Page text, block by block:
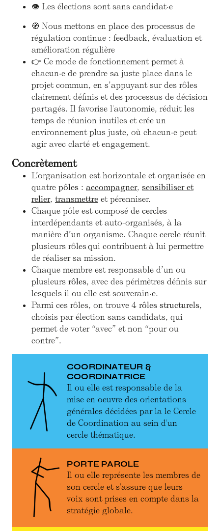
👁 Les élections sont sans candidat·e
🧭 Nous mettons en place des processus de
régulation continue : feedback, évaluation et
amélioration régulière
👉 Ce mode de fonctionnement permet à
chacun·e de prendre sa juste place dans le
projet commun, en s’appuyant sur des rôles
clairement définis et des processus de décision
partagés. Il favorise l'autonomie, réduit les
temps de réunion inutiles et crée un
environnement plus juste, où chacun·e peut
agir avec clarté et engagement.
Concrètement
L’organisation est horizontale et organisée en
quatre pôles : accompagner, sensibiliser et
relier, transmettre et pérenniser.
Chaque pôle est composé de cercles
interdépendants et auto-organisés, à la
manière d’un organisme. Chaque cercle réunit
plusieurs rôles qui contribuent à lui permettre
de réaliser sa mission.
Chaque membre est responsable d’un ou
plusieurs rôles, avec des périmètres définis sur
lesquels il ou elle est souverain·e.
Parmi ces rôles, on trouve 4 rôles structurels,
choisis par élection sans candidats, qui
permet de voter “avec” et non “pour ou
contre”.
COORDINATEUR &
COORDINATRICE
Il ou elle est responsable de la
mise en oeuvre des orientations
générales décidées par la le Cercle
de Coordination au sein d'un
cercle thématique.
PORTE PAROLE
Il ou elle représente les membres de
son cercle et s'assure que leurs
voix sont prises en compte dans la
stratégie globale.